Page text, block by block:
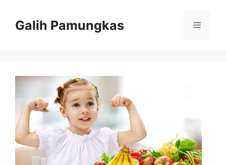
Galih Pamungkas Menu